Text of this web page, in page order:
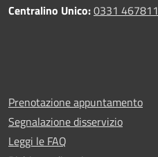
Centralino Unico:0331 467811
Prenotazione appuntamento
Segnalazione disservizio
Leggi le FAQ